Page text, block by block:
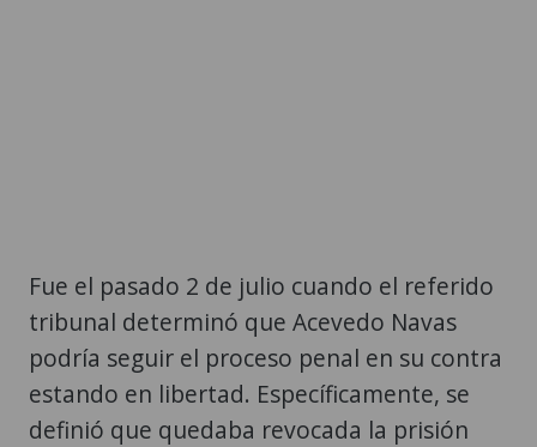
Fue el pasado 2 de julio cuando el referido
tribunal determinó que Acevedo Navas
podría seguir el proceso penal en su contra
estando en libertad. Específicamente, se
definió que quedaba revocada la prisión